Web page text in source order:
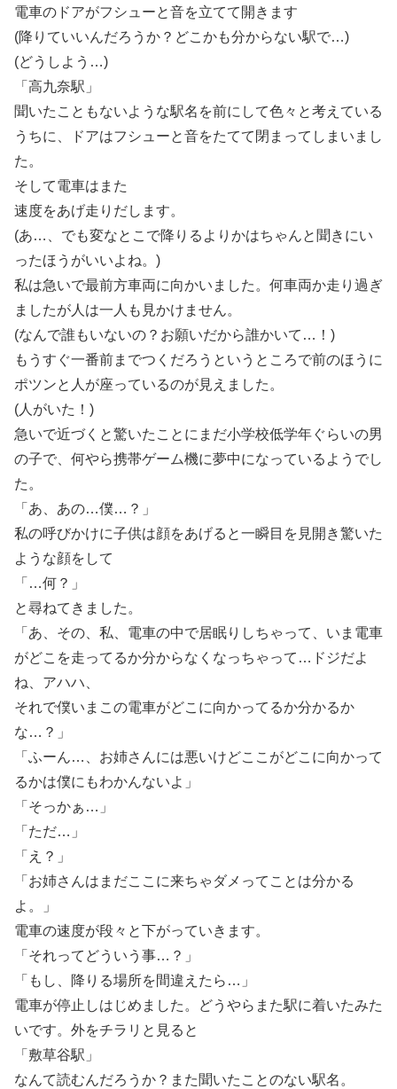
電車のドアがフシューと音を立てて開きます
(降りていいんだろうか？どこかも分からない駅で…)
(どうしよう…)
「高九奈駅」
聞いたこともないような駅名を前にして色々と考えている
うちに、ドアはフシューと音をたてて閉まってしまいまし
た。
そして電車はまた
速度をあげ走りだします。
(あ…、でも変なとこで降りるよりかはちゃんと聞きにい
ったほうがいいよね。)
私は急いで最前方車両に向かいました。何車両か走り過ぎ
ましたが人は一人も見かけません。
(なんで誰もいないの？お願いだから誰かいて…！)
もうすぐ一番前までつくだろうというところで前のほうに
ポツンと人が座っているのが見えました。
(人がいた！)
急いで近づくと驚いたことにまだ小学校低学年ぐらいの男
の子で、何やら携帯ゲーム機に夢中になっているようでし
た。
「あ、あの…僕…？」
私の呼びかけに子供は顔をあげると一瞬目を見開き驚いた
ような顔をして
「…何？」
と尋ねてきました。
「あ、その、私、電車の中で居眠りしちゃって、いま電車
がどこを走ってるか分からなくなっちゃって…ドジだよ
ね、アハハ、
それで僕いまこの電車がどこに向かってるか分かるか
な…？」
「ふーん…、お姉さんには悪いけどここがどこに向かって
るかは僕にもわかんないよ」
「そっかぁ…」
「ただ…」
「え？」
「お姉さんはまだここに来ちゃダメってことは分かる
よ。」
電車の速度が段々と下がっていきます。
「それってどういう事…？」
「もし、降りる場所を間違えたら…」
電車が停止しはじめました。どうやらまた駅に着いたみた
いです。外をチラリと見ると
「敷草谷駅」
なんて読むんだろうか？また聞いたことのない駅名。